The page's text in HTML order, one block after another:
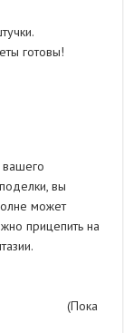
готовы!
вашего
вы
может
прицепить на
(Пока